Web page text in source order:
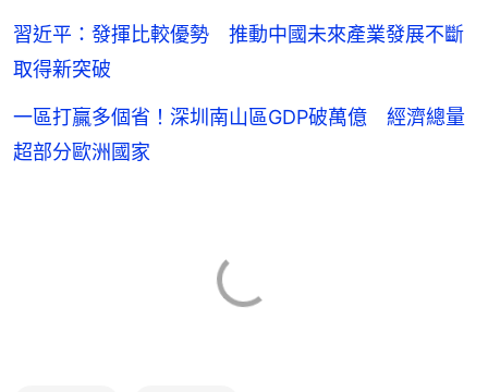
習近平：發揮比較優勢 推動中國未來產業發展不斷
取得新突破
一區打贏多個省！深圳南山區GDP破萬億 經濟總量
超部分歐洲國家